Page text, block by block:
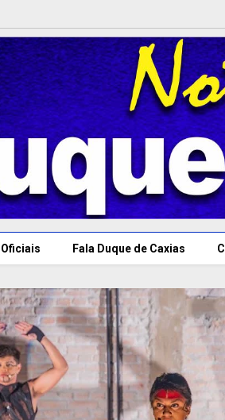
Fala Duque de Caxias